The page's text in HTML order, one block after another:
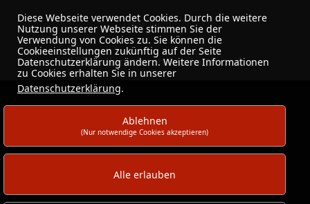
Über mich
ARTUS-Kunstfreunde · Dortmund
Diese Webseite verwendet Cookies. Durch die weitere
Nutzung unserer Webseite stimmen Sie der
Verwendung von Cookies zu. Sie können die
Cookieeinstellungen zukünftig auf der Seite
Datenschutzerklärung ändern. Weitere Informationen
zu Cookies erhalten Sie in unserer
Datenschutzerklärung.
Ablehnen
(Nur notwendige Cookies akzeptieren)
Alle erlauben